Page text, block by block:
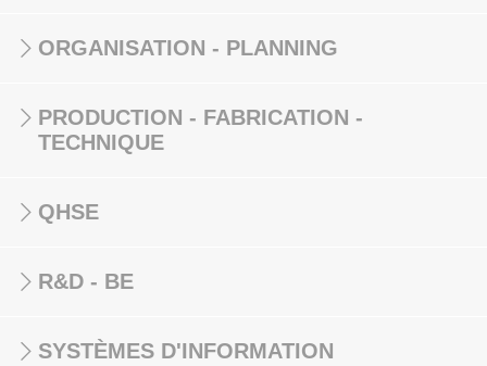
ORGANISATION - PLANNING
PRODUCTION - FABRICATION -
TECHNIQUE
QHSE
R&D - BE
SYSTÈMES D'INFORMATION